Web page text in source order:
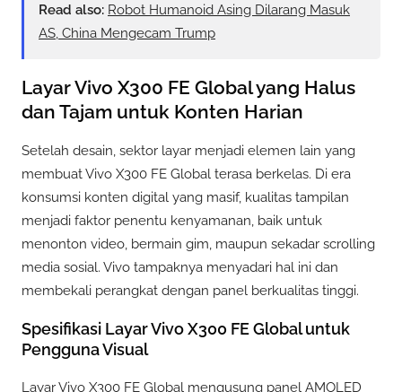
Read also: Robot Humanoid Asing Dilarang Masuk
AS, China Mengecam Trump
Layar Vivo X300 FE Global yang Halus
dan Tajam untuk Konten Harian
Setelah desain, sektor layar menjadi elemen lain yang
membuat Vivo X300 FE Global terasa berkelas. Di era
konsumsi konten digital yang masif, kualitas tampilan
menjadi faktor penentu kenyamanan, baik untuk
menonton video, bermain gim, maupun sekadar scrolling
media sosial. Vivo tampaknya menyadari hal ini dan
membekali perangkat dengan panel berkualitas tinggi.
Spesifikasi Layar Vivo X300 FE Global untuk
Pengguna Visual
Layar Vivo X300 FE Global mengusung panel AMOLED